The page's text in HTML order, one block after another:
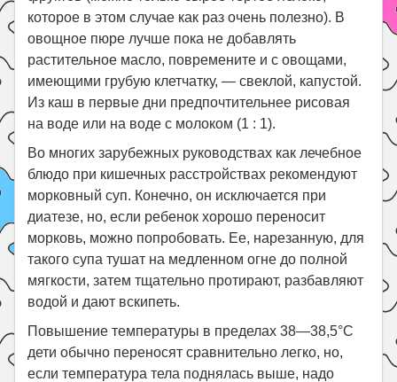
которое в этом случае как раз очень полезно). В
овощное пюре лучше пока не добавлять
растительное масло, повремените и с овощами,
имеющими грубую клетчатку, — свеклой, капустой.
Из каш в первые дни предпочтительнее рисовая
на воде или на воде с молоком (1 : 1).
Во многих зарубежных руководствах как лечебное
блюдо при кишечных расстройствах рекомендуют
морковный суп. Конечно, он исключается при
диатезе, но, если ребенок хорошо переносит
морковь, можно попробовать. Ее, нарезанную, для
такого супа тушат на медленном огне до полной
мягкости, затем тщательно протирают, разбавляют
водой и дают вскипеть.
Повышение температуры в пределах 38—38,5°С
дети обычно переносят сравнительно легко, но,
если температура тела поднялась выше, надо